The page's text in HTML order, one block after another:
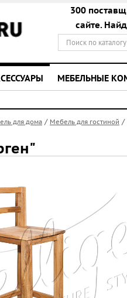
300
сайте.
МЕБЕЛЬНЫЕ
для дома / Мебель для гостиной /